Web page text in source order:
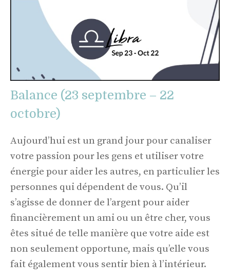
Balance (23 septembre – 22
octobre)
Aujourd’hui est un grand jour pour canaliser
votre passion pour les gens et utiliser votre
énergie pour aider les autres, en particulier les
personnes qui dépendent de vous. Qu’il
s’agisse de donner de l’argent pour aider
financièrement un ami ou un être cher, vous
êtes situé de telle manière que votre aide est
non seulement opportune, mais qu’elle vous
fait également vous sentir bien à l’intérieur.